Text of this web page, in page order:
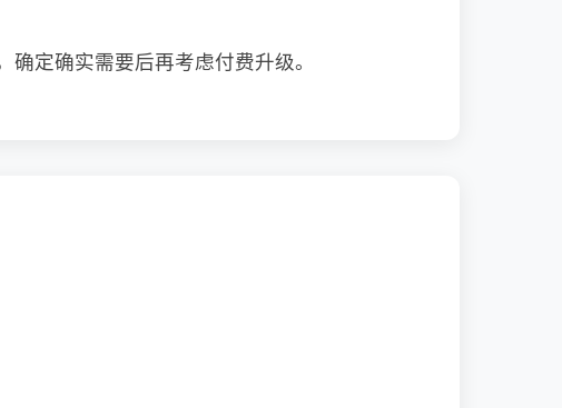
定确实需要后再考虑付费升级。